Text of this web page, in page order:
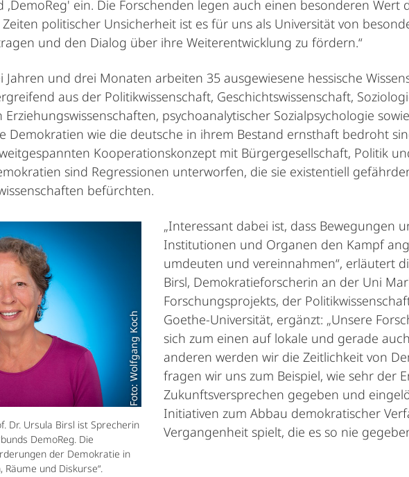
,DemoReg' ein. Die Forschenden legen auch einen besonderen
politischer Unsicherheit ist es für uns als Universität von
und den Dialog über ihre Weiterentwicklung zu fördern.“
und drei Monaten arbeiten 35 ausgewiesene hessische
aus der Politikwissenschaft, Geschichtswissenschaft,
Erziehungswissenschaften, psychoanalytischer Sozialpsychologie
Demokratien wie die deutsche in ihrem Bestand ernsthaft bedroht
Kooperationskonzept mit Bürgergesellschaft, Politik
sind Regressionen unterworfen, die sie existentiell
befürchten.
Foto: Wolfgang Koch
Dr. Ursula Birsl ist Sprecherin
DemoReg. Die
der Demokratie in
und Diskurse“.
„Interessant dabei ist, dass Bewegungen
Institutionen und Organen den Kampf
umdeuten und vereinnahmen“, erläutert
Birsl, Demokratieforscherin an der Uni
Forschungsprojekts, der
Goethe-Universität, ergänzt: „Unsere
sich zum einen auf lokale und gerade
anderen werden wir die Zeitlichkeit von
fragen wir uns zum Beispiel, wie sehr der
Zukunftsversprechen gegeben und
Initiativen zum Abbau demokratischer
Vergangenheit spielt, die es so nie